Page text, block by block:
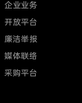
企业业务
开放平台
廉洁举报
媒体联络
采购平台